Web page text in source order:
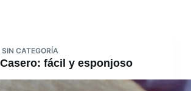
SIN CATEGORÍA
fácil y esponjoso